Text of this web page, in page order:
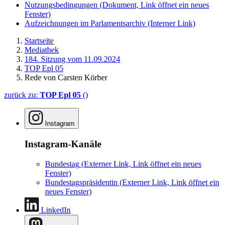
Nutzungsbedingungen (Dokument, Link öffnet ein neues
Fenster)
Aufzeichnungen im Parlamentsarchiv (Interner Link)
Startseite
Mediathek
184. Sitzung vom 11.09.2024
TOP Epl 05
Rede von Carsten Körber
zurück zu: TOP Epl 05 ()
Instagram
Instagram-Kanäle
Bundestag (Externer Link, Link öffnet ein neues
Fenster)
Bundestagspräsidentin (Externer Link, Link öffnet ein
neues Fenster)
LinkedIn